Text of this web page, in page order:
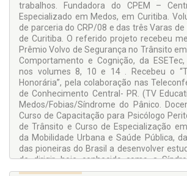
Há motoristas que ficam
congestionamento e se irritam mais
gastam horas nesta condição. A irritação
de acidentes e os comportamentos
a psicóloga Neuza Corassa, autora do
Caracol- Seu Carro:Sua Casa sobre
Paulo - Domingo,25 de junho de 2006.
No livro Seu Carro: Sua Casa Sobre
dos ambientes da casa que levamos no
motoristas e o seu comportamento no
cada tipo de personalidade, levanta
nossa maneira de agir ao conduzir
proporcionando um espelho interessante
para reflexão. -Dr. Jack Szymanski -
Medicina de Tráfego - 21 de maio de
trabalhos. Fundadora do CPEM –
Especializado em Medos, em Curitiba.
de parceria do CRP/08 e das três Varas
de Curitiba. O referido projeto recebeu
Prêmio Volvo de Segurança no Trânsito
Comportamento e Cognição, da
nos volumes 8, 10 e 14 . Recebeu o
Honorária”, pela colaboração nas
de Conhecimento Central- PR. (TV
Medos/Fobias/Síndrome do Pânico.
Curso de Capacitação para Psicólogo
de Trânsito e Curso de Especialização
da Mobilidade Urbana e Saúde Pública,
das pioneiras do Brasil a desenvolver
de dirigir, hoje conhecido como a
Garagem. Integrou a Comissão de